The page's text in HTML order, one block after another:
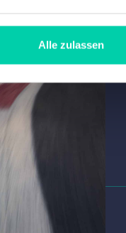
Alle zulassen